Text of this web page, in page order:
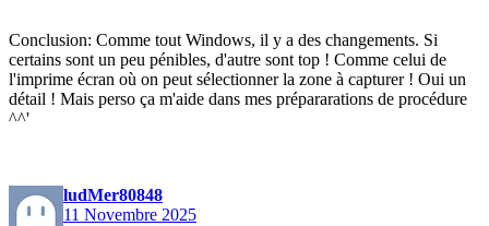
Conclusion: Comme tout Windows, il y a des changements. Si
certains sont un peu pénibles, d'autre sont top ! Comme celui de
l'imprime écran où on peut sélectionner la zone à capturer ! Oui un
détail ! Mais perso ça m'aide dans mes prépararations de procédure
^^'
ludMer80848
11 Novembre 2025